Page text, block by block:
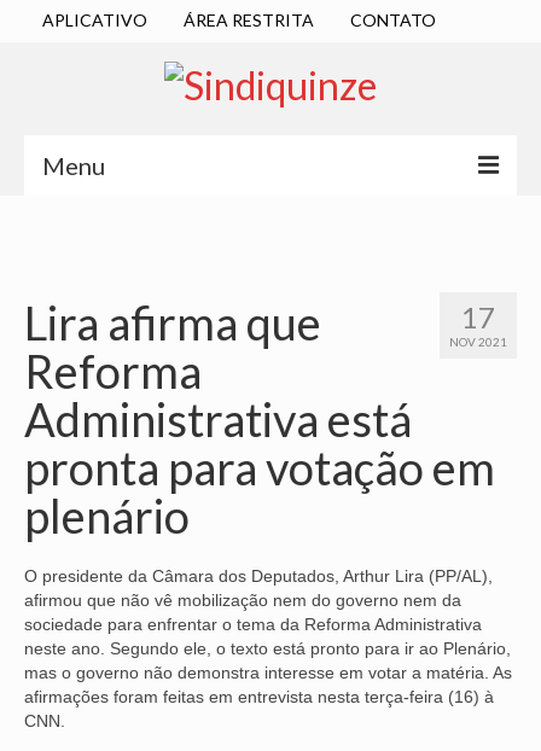
APLICATIVO ÁREA RESTRITA CONTATO
Menu
DIRETORIA EXECUTIVA
ESTATUTO
LOCALIZAÇÃO
QUEM SOMOS
NOSSA HISTÓRIA
SUBSEDES
ARAÇATUBA
17
NOV 2021
Lira afirma que
Reforma
Administrativa está
pronta para votação em
plenário
O presidente da Câmara dos Deputados, Arthur Lira (PP/AL),
afirmou que não vê mobilização nem do governo nem da
sociedade para enfrentar o tema da Reforma Administrativa
neste ano. Segundo ele, o texto está pronto para ir ao Plenário,
mas o governo não demonstra interesse em votar a matéria. As
afirmações foram feitas em entrevista nesta terça-feira (16) à
CNN.